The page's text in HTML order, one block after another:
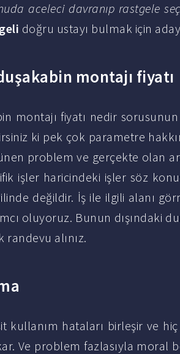
aceleci davranıp rastgele
doğru ustayı bulmak için
montajı fiyatı
montajı fiyatı nedir
ki pek çok parametre
problem ve gerçekte olan
işler haricindeki işler söz
değildir. İş ile ilgili alanı
oluyoruz. Bunun dışındaki
randevu alınız.
kullanım hataları birleşir ve
Ve problem fazlasıyla